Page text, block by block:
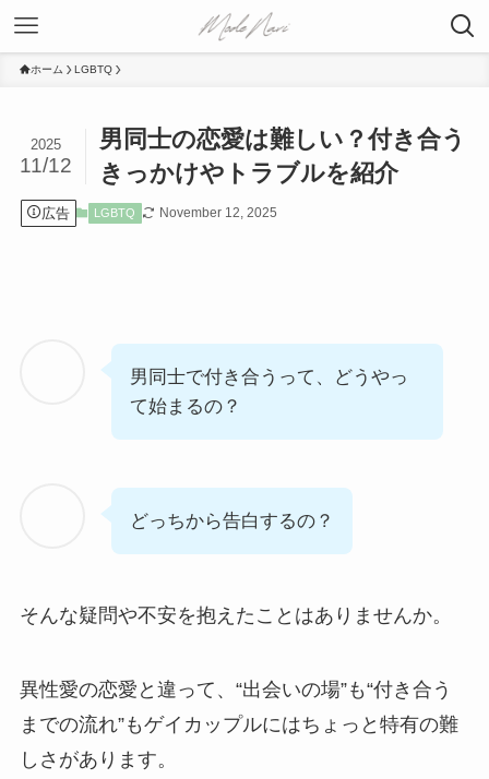
ホーム LGBTQ
男同士の恋愛は難しい？付き合う
きっかけやトラブルを紹介
2025
11/12
広告 LGBTQ November 12, 2025
男同士で付き合うって、どうやっ
て始まるの？
どっちから告白するの？
そんな疑問や不安を抱えたことはありませんか。
異性愛の恋愛と違って、“出会いの場”も“付き合う
までの流れ”もゲイカップルにはちょっと特有の難
しさがあります。